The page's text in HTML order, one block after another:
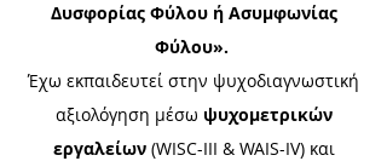
Δυσφορίας Φύλου ή Ασυμφωνίας
Φύλου».
Έχω εκπαιδευτεί στην ψυχοδιαγνωστική
αξιολόγηση μέσω ψυχομετρικών
εργαλείων (WISC-III & WAIS-IV) και